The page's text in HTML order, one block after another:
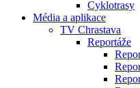
Cyklotrasy
Média a aplikace
TV Chrastava
Reportáže